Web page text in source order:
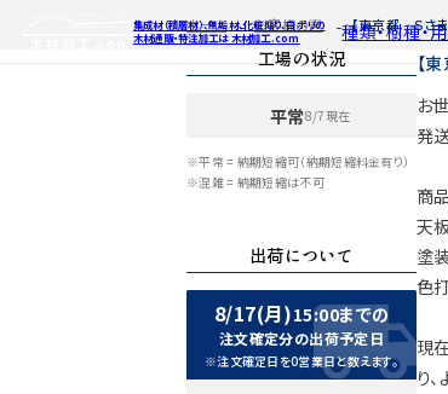
集成材（積層材）、無垢材、化粧貼り、白ポリの
木材通販・特注加工は 木材加工.com
種類・樹種・
特注対応
カット・塗装の
カット・加工
フルオーダー
今すぐお見
関
ホーム お客様の声 【東京都 Ｓさま
【
お
発
商
天
塗
色
現
り
工場の状況
平常8/7現在
※平常 = 納期短縮可（納期短縮料金有り）
※混雑 = 納期短縮は不可
出荷について
8/17(月)15:00までの
注文確定分の出荷予定日
※注文確定日を0営業日と数えます。